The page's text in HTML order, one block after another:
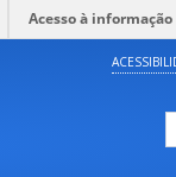
Acesso à informação